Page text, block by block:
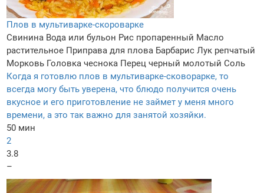
Плов в мультиварке-скороварке
Свинина Вода или бульон Рис пропаренный Масло
растительное Приправа для плова Барбарис Лук репчатый
Морковь Головка чеснока Перец черный молотый Соль
Когда я готовлю плов в мультиварке-сковорарке, то
всегда могу быть уверена, что блюдо получится очень
вкусное и его приготовление не займет у меня много
времени, а это так важно для занятой хозяйки.
50 мин
2
3.8
–